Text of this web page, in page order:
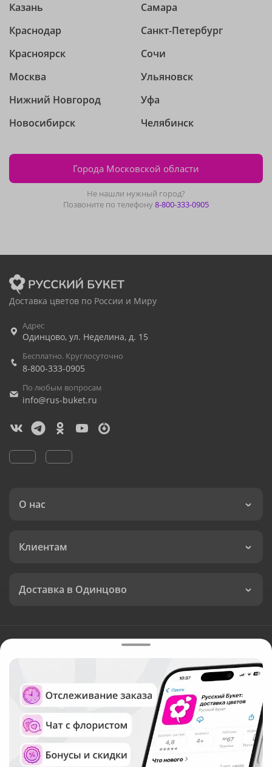
Казань
Краснодар
Красноярск
Москва
Нижний Новгород
Новосибирск
Самара
Санкт-Петербург
Сочи
Ульяновск
Уфа
Челябинск
Города Московской области
Не нашли нужный город?
Позвоните по телефону8-800-333-0905
Доставка цветов по России и Миру
Адрес
Одинцово, ул. Неделина, д. 15
Бесплатно. Круглосуточно
8-800-333-0905
По любым вопросам
info@rus-buket.ru
О нас
Клиентам
Доставка в Одинцово
Валюта:
Служба круглосуточной доставки цветов в Одинцово
Русский Букет, 2026
Общество с ограниченной ответственностью «Технология»
ОГРН: 1195476081745, ИНН: 5410081997
Юридический адрес: г. Новосибирск, ул. Ипподромская,